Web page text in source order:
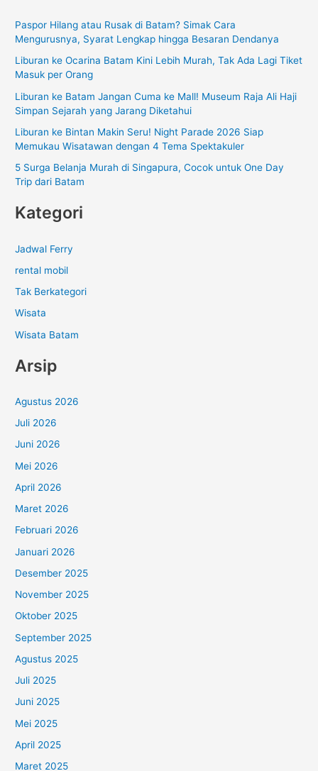
u
t
Paspor Hilang atau Rusak di Batam? Simak Cara
Mengurusnya, Syarat Lengkap hingga Besaran Dendanya
Liburan ke Ocarina Batam Kini Lebih Murah, Tak Ada Lagi Tiket
Masuk per Orang
Liburan ke Batam Jangan Cuma ke Mall! Museum Raja Ali Haji
Simpan Sejarah yang Jarang Diketahui
Liburan ke Bintan Makin Seru! Night Parade 2026 Siap
Memukau Wisatawan dengan 4 Tema Spektakuler
5 Surga Belanja Murah di Singapura, Cocok untuk One Day
Trip dari Batam
Kategori
Jadwal Ferry
rental mobil
Tak Berkategori
Wisata
Wisata Batam
Arsip
Agustus 2026
Juli 2026
Juni 2026
Mei 2026
April 2026
Maret 2026
Februari 2026
Januari 2026
Desember 2025
November 2025
Oktober 2025
September 2025
Agustus 2025
Juli 2025
Juni 2025
Mei 2025
April 2025
Maret 2025